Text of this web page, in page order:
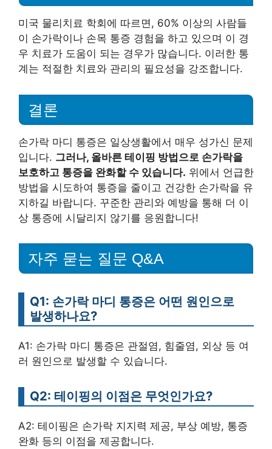
미국 물리치료 학회에 따르면, 60% 이상의 사람들
이 손가락이나 손목 통증 경험을 하고 있으며 이 경
우 치료가 도움이 되는 경우가 많습니다. 이러한 통
계는 적절한 치료와 관리의 필요성을 강조합니다.
결론
손가락 마디 통증은 일상생활에서 매우 성가신 문제
입니다. 그러나, 올바른 테이핑 방법으로 손가락을
보호하고 통증을 완화할 수 있습니다. 위에서 언급한
방법을 시도하여 통증을 줄이고 건강한 손가락을 유
지하길 바랍니다. 꾸준한 관리와 예방을 통해 더 이
상 통증에 시달리지 않기를 응원합니다!
자주 묻는 질문 Q&A
Q1: 손가락 마디 통증은 어떤 원인으로
발생하나요?
A1: 손가락 마디 통증은 관절염, 힘줄염, 외상 등 여
러 원인으로 발생할 수 있습니다.
Q2: 테이핑의 이점은 무엇인가요?
A2: 테이핑은 손가락 지지력 제공, 부상 예방, 통증
완화 등의 이점을 제공합니다.